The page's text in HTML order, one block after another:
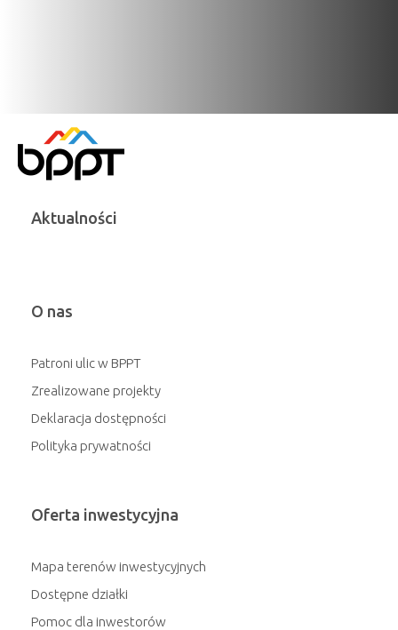
Aktualności
O nas
Patroni ulic w BPPT
Zrealizowane projekty
Deklaracja dostępności
Polityka prywatności
Oferta inwestycyjna
Mapa terenów inwestycyjnych
Dostępne działki
Pomoc dla inwestorów